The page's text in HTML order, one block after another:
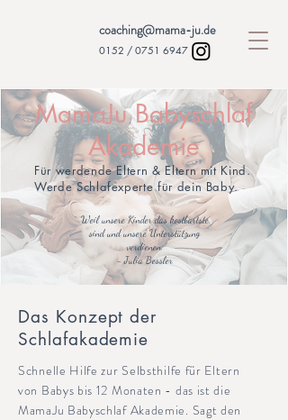
coaching@mama-ju.de
0152 / 0751 6947
MamaJu Babyschlaf
Akademie
Für werdende Eltern & Eltern mit Kind.
Werde Schlafexperte für dein Baby.
Weil unsere Kinder das kostbartste
sind und unsere Unterstützung
verdienen.
- Julia Bessler
Das Konzept der
Schlafakademie
Schnelle Hilfe zur Selbsthilfe für Eltern
von Babys bis 12 Monaten - das ist die
MamaJu Babyschlaf Akademie. Sagt den